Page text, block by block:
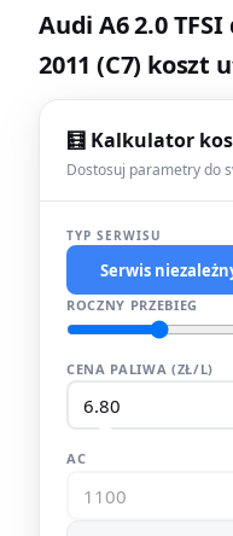
Audi A6 2.0
2011 (C7) koszt
🧮 Kalkulator
Dostosuj parametry do
TYP SERWISU
Serwis
ROCZNY PRZEBIEG
CENA PALIWA (ZŁ/L)
AC